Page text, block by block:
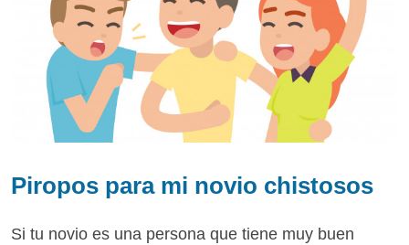
Piropos para mi novio chistosos
Si tu novio es una persona que tiene muy buen